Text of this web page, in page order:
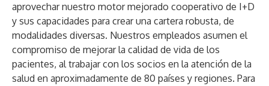
aprovechar nuestro motor mejorado cooperativo de I+D
y sus capacidades para crear una cartera robusta, de
modalidades diversas. Nuestros empleados asumen el
compromiso de mejorar la calidad de vida de los
pacientes, al trabajar con los socios en la atención de la
salud en aproximadamente de 80 países y regiones. Para